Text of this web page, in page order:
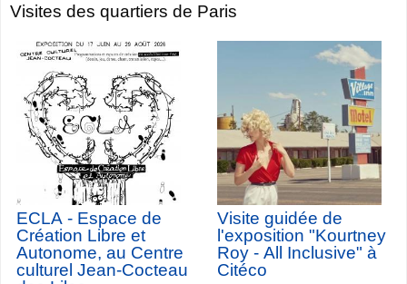
Visites des quartiers de Paris
ECLA - Espace de
Création Libre et
Autonome, au Centre
culturel Jean-Cocteau
Visite guidée de
l'exposition "Kourtney
Roy - All Inclusive" à
Citéco